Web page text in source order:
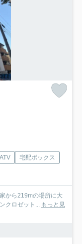
宅配ボックス
から219mの場所に大
クロゼット... もっと見